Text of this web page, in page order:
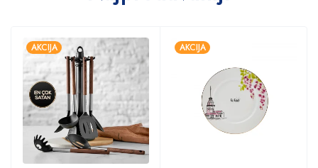
AKCIJA AKCIJA